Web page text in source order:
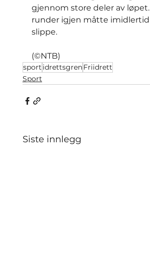
gjennom store deler av
runder igjen måtte imidlertid
slippe.
(©NTB)
sport idrettsgrenFriidrett
Sport
Siste innlegg